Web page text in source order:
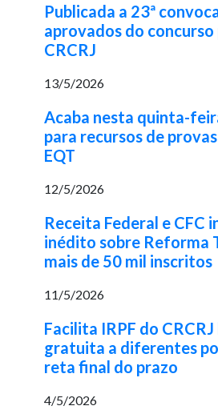
Publicada a 23ª
aprovados do concurso
CRCRJ
13/5/2026
Acaba nesta quinta-
para recursos de
EQT
12/5/2026
Receita Federal e CFC
inédito sobre Reforma
mais de 50 mil inscritos
11/5/2026
Facilita IRPF do
gratuita a diferentes
reta final do prazo
4/5/2026